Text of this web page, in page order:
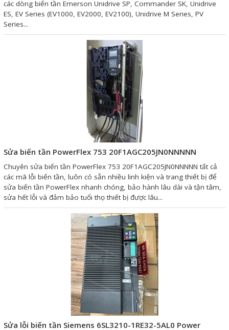
các dòng biến tần Emerson Unidrive SP, Commander SK, Unidrive
ES, EV Series (EV1000, EV2000, EV2100), Unidrive M Series, PV
Series...
Sửa biến tần PowerFlex 753 20F1AGC205JN0NNNNN
Chuyên sửa biến tần PowerFlex 753 20F1AGC205JN0NNNNN tất cả
các mã lỗi biến tần, luôn có sẵn nhiều linh kiện và trang thiết bị để
sửa biến tần PowerFlex nhanh chóng, bảo hành lâu dài và tận tâm,
sửa hết lỗi và đảm bảo tuổi thọ thiết bị được lâu...
Sửa lỗi biến tần Siemens 6SL3210-1RE32-5AL0 Power
Liên hệ
Đóng
Twitter
Gọi cho chúng tôi
COPYRIGHT 2018. ALL RIGHTS RESERVED